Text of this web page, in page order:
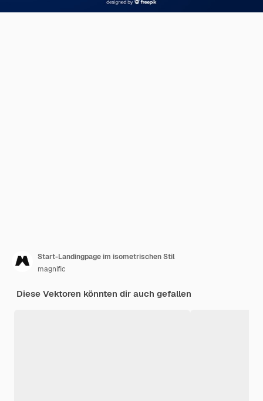
Start-Landingpage im isometrischen Stil
magnific
Diese Vektoren könnten dir auch gefallen